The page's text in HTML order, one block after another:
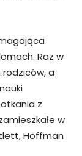
Raz w
a
z
w
Hoffman